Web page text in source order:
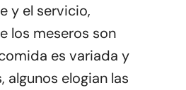
y el servicio,
los meseros son
es variada y
algunos elogian las